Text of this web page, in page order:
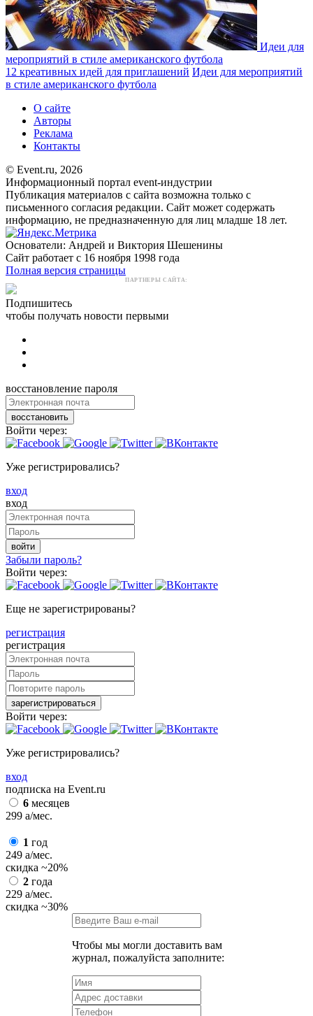
Идеи для
мероприятий в стиле американского футбола
12 креативных идей для приглашений Идеи для мероприятий
в стиле американского футбола
О сайте
Авторы
Реклама
Контакты
© Event.ru, 2026
Информационный портал event-индустрии
Публикация материалов с сайта возможна только с
письменного согласия редакции. Сайт может содержать
информацию, не предназначенную для лиц младше 18 лет.
Основатели: Андрей и Виктория Шешенины
Сайт работает с 16 ноября 1998 года
Полная версия страницы
ПАРТНЕРЫ САЙТА:
Подпишитесь
чтобы получать новости первыми
восстановление пароля
восстановить
Войти через:
Уже регистрировались?
вход
вход
войти
Забыли пароль?
Войти через:
Еще не зарегистрированы?
регистрация
регистрация
зарегистрироваться
Войти через:
Уже регистрировались?
вход
подписка на Event.ru
6 месяцев
299 a/мес.
1 год
249 a/мес.
скидка ~20%
2 года
229 a/мес.
скидка ~30%
Чтобы мы могли доставить вам
журнал, пожалуйста заполните: